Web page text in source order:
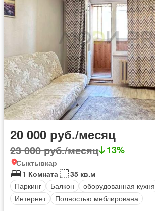
20 000 руб./месяц
23 000 руб./месяц 13%
Сыктывкар
1 Комната
35 кв.м
Паркинг
Балкон оборудованная кухня
Интернет
Полностью меблирована